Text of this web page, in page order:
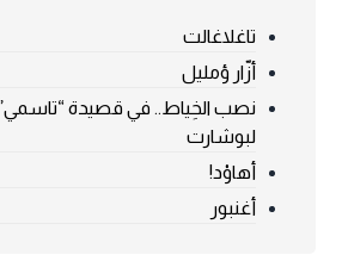
تاغلاغالت
أزّار ؤمليل
نصب الخِياط.. في قصيدة
لبوشارت
أهاوْد!
أغنبور